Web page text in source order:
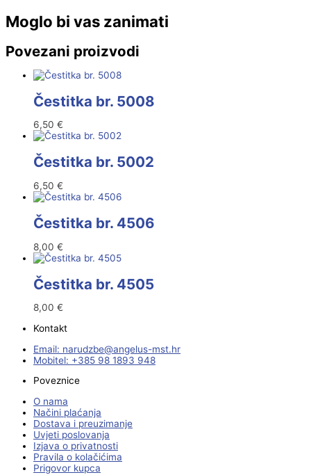
Moglo bi vas zanimati
Povezani proizvodi
Čestitka br. 5008
6,50 €
Čestitka br. 5002
6,50 €
Čestitka br. 4506
8,00 €
Čestitka br. 4505
8,00 €
Kontakt
Email:
rh.tsm-sulegna
@ebzduran
Mobitel: +385 98 1893 948
Poveznice
O nama
Načini plaćanja
Dostava i preuzimanje
Uvjeti poslovanja
Izjava o privatnosti
Pravila o kolačićima
Prigovor kupca